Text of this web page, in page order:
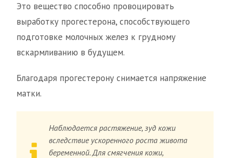
Это вещество способно провоцировать
выработку прогестерона, способствующего
подготовке молочных желез к грудному
вскармливанию в будущем.
Благодаря прогестерону снимается напряжение
матки.
Наблюдается растяжение, зуд кожи
вследствие ускоренного роста живота
беременной. Для смягчения кожи,